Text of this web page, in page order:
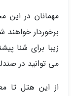
مهمانان در این
برخوردار
زیبا برای شنا
می توانید در